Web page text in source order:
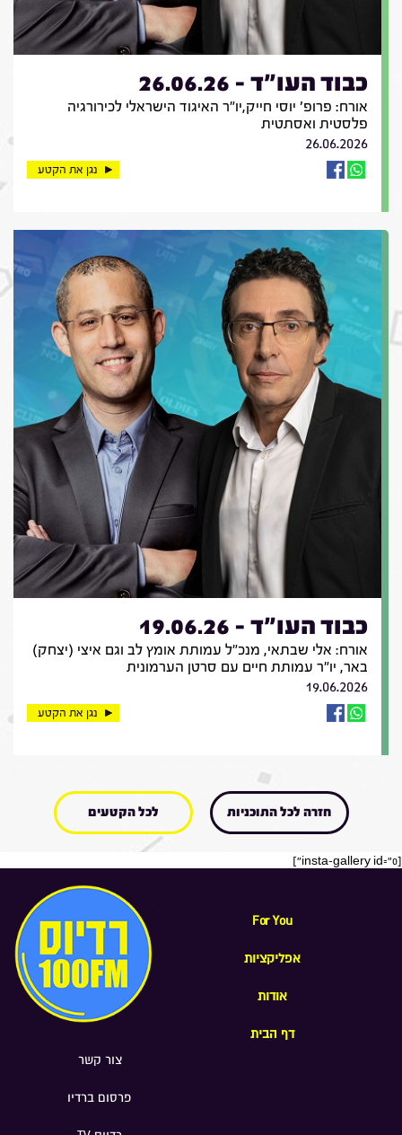
כבוד העו"ד - 26.06.26
אורח: פרופ' יוסי חייק,יו"ר האיגוד הישראלי לכירורגיה
פלסטית ואסתטית
26.06.2026
נגן את הקטע
כבוד העו"ד - 19.06.26
אורח: אלי שבתאי, מנכ"ל עמותת אומץ לב וגם איצי (יצחק)
באר, יו"ר עמותת חיים עם סרטן הערמונית
19.06.2026
נגן את הקטע
חזרה לכל התוכניות לכל הקטעים
[insta-gallery id="0"]
For You
אפליקציות
אודות
דף הבית
צור קשר
פרסום ברדיו